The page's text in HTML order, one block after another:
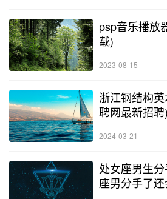
psp音乐播放
载)
2023-08-15
浙江钢结构
聘网最新招聘)
2024-03-21
处女座男生
座男分手了